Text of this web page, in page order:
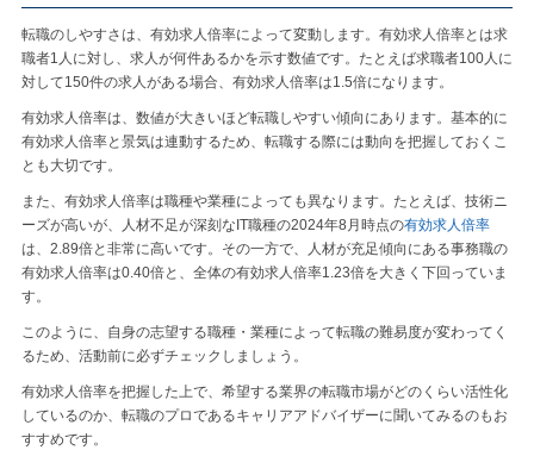
転職のしやすさは、有効求人倍率によって変動します。有効求人倍率とは求
職者1人に対し、求人が何件あるかを示す数値です。たとえば求職者100人に
対して150件の求人がある場合、有効求人倍率は1.5倍になります。
有効求人倍率は、数値が大きいほど転職しやすい傾向にあります。基本的に
有効求人倍率と景気は連動するため、転職する際には動向を把握しておくこ
とも大切です。
また、有効求人倍率は職種や業種によっても異なります。たとえば、技術ニ
ーズが高いが、人材不足が深刻なIT職種の2024年8月時点の有効求人倍率
は、2.89倍と非常に高いです。その一方で、人材が充足傾向にある事務職の
有効求人倍率は0.40倍と、全体の有効求人倍率1.23倍を大きく下回っていま
す。
このように、自身の志望する職種・業種によって転職の難易度が変わってく
るため、活動前に必ずチェックしましょう。
有効求人倍率を把握した上で、希望する業界の転職市場がどのくらい活性化
しているのか、転職のプロであるキャリアアドバイザーに聞いてみるのもお
すすめです。